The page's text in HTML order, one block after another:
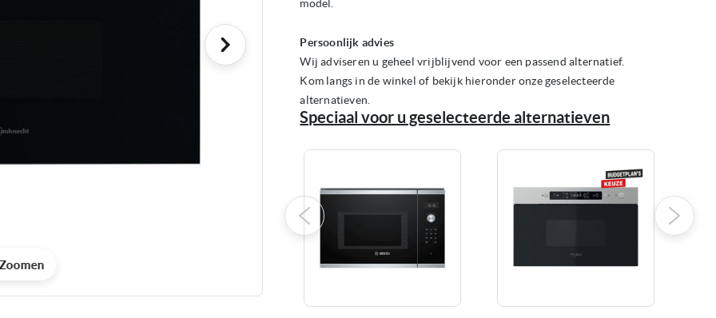
Zoomen
model.
Persoonlijk advies
Wij adviseren u geheel vrijblijvend voor een passend alternatief.
Kom langs in de winkel of bekijk hieronder onze geselecteerde
alternatieven.
Speciaal voor u geselecteerde alternatieven